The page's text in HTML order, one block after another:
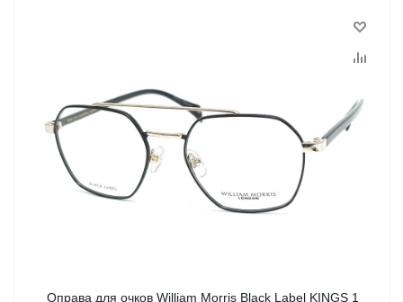
Оправа для очков William Morris Black Label KINGS 1